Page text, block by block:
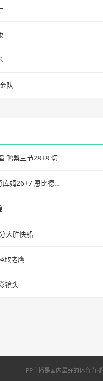
队
NBA杯🏀雷霆全员得分49分大胜太阳进4强 鸭梨三节28+8 切特24+8
🏀76人击败魔术取3连胜 马克西43+8 埃奇库姆26+7 恩比德休战
大胜快船
取老鹰
镜头
PP直播是国内最好的体育直